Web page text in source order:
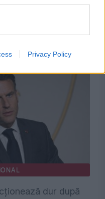
Privacy Policy
Republica
măsuri de
dur după